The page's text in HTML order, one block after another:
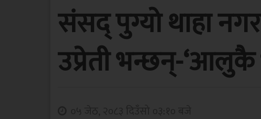
संसद् पुग्यो थाहा
उप्रेती भन्छन्-